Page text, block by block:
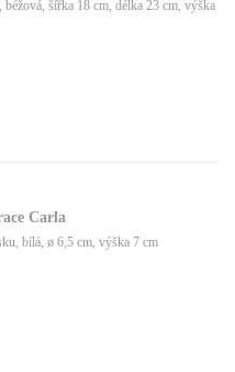
šířka 18 cm, délka 23 cm, výška
Carla
bílá, ø 6,5 cm, výška 7 cm